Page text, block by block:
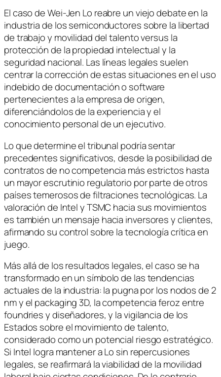
El caso de Wei-Jen Lo reabre un viejo debate en la
industria de los semiconductores sobre la libertad
de trabajo y movilidad del talento versus la
protección de la propiedad intelectual y la
seguridad nacional. Las líneas legales suelen
centrar la corrección de estas situaciones en el uso
indebido de documentación o software
pertenecientes a la empresa de origen,
diferenciándolos de la experiencia y el
conocimiento personal de un ejecutivo.
Lo que determine el tribunal podría sentar
precedentes significativos, desde la posibilidad de
contratos de no competencia más estrictos hasta
un mayor escrutinio regulatorio por parte de otros
países temerosos de filtraciones tecnológicas. La
valoración de Intel y TSMC hacia sus movimientos
es también un mensaje hacia inversores y clientes,
afirmando su control sobre la tecnología crítica en
juego.
Más allá de los resultados legales, el caso se ha
transformado en un símbolo de las tendencias
actuales de la industria: la pugna por los nodos de 2
nm y el packaging 3D, la competencia feroz entre
foundries y diseñadores, y la vigilancia de los
Estados sobre el movimiento de talento,
considerado como un potencial riesgo estratégico.
Si Intel logra mantener a Lo sin repercusiones
legales, se reafirmará la viabilidad de la movilidad